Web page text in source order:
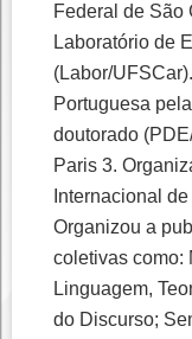
Federal de São
Laboratório de
(Labor/
Portuguesa
doutorado
Paris 3.
Internacional
Organizou a
coletivas como:
Linguagem,
do Discurso;